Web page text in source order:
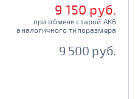
9 150 руб.
при обмене старой АКБ
аналогичного типоразмера
9 500 руб.